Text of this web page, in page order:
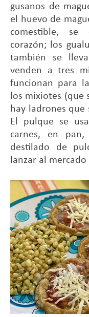
gusanos de
el huevo de
comestible,
corazón; los
también se
venden a tres
funcionan para
los mixiotes (que
hay ladrones que
El pulque se
carnes, en
destilado de
lanzar al